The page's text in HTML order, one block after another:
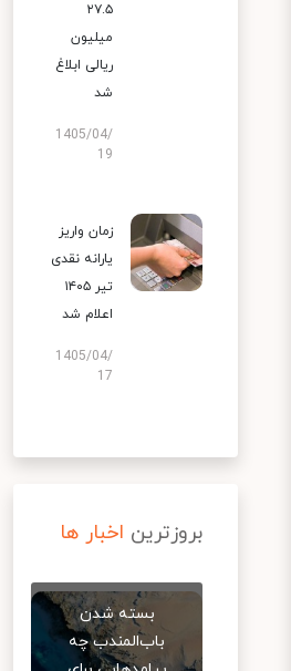
۲۷.۵
میلیون
ریالی ابلاغ
شد
1405/04/
19
زمان واریز
یارانه نقدی
تیر ۱۴۰۵
اعلام شد
1405/04/
17
بروزترین اخبار ها
بسته شدن
باب‌المندب چه